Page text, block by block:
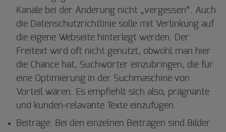
Kanäle bei der Änderung nicht „vergessen“. Auch
die Datenschutzrichtlinie solle mit Verlinkung auf
die eigene Webseite hinterlegt werden. Der
Freitext wird oft nicht genutzt, obwohl man hier
die Chance hat, Suchwörter einzubringen, die für
eine Optimierung in der Suchmaschine von
Vorteil wären. Es empfiehlt sich also, prägnante
und kunden-relavante Texte einzufügen.
Beiträge: Bei den einzelnen Beiträgen sind Bilder